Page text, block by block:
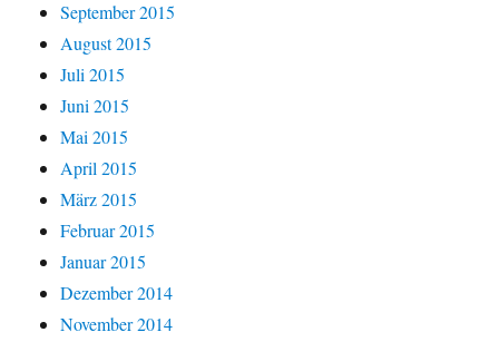
September 2015
August 2015
Juli 2015
Juni 2015
Mai 2015
April 2015
März 2015
Februar 2015
Januar 2015
Dezember 2014
November 2014